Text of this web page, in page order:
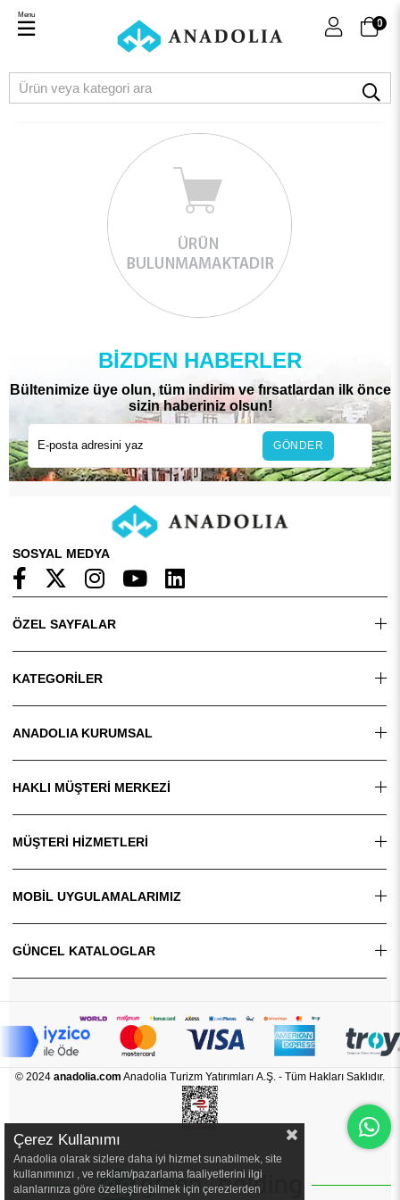
0
Menu
BIZDEN HABERLER
Bültenimize üye olun, tüm indirim ve fırsatlardan ilk önce
sizin haberiniz olsun!
GÖNDER
SOSYAL MEDYA
ÖZEL SAYFALAR
KATEGORİLER
ANADOLIA KURUMSAL
HAKLI MÜŞTERİ MERKEZİ
MÜŞTERİ HİZMETLERİ
MOBİL UYGULAMALARIMIZ
GÜNCEL KATALOGLAR
© 2024 anadolia.com Anadolia Turizm Yatırımları A.Ş. - Tüm Hakları Saklıdır.
Çerez Kullanımı
Anadolia olarak sizlere daha iyi hizmet sunabilmek, site
kullanımınızı , ve reklam/pazarlama faaliyetlerini ilgi
alanlarınıza göre özelleştirebilmek için çerezlerden